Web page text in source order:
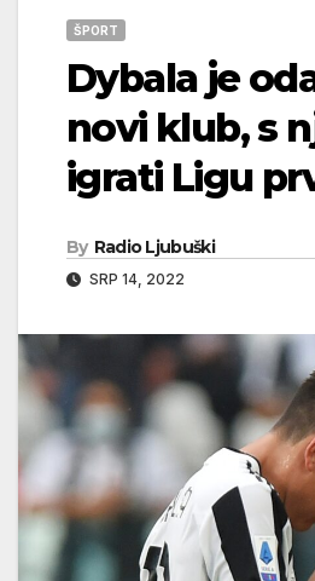
ŠPORT
Dybala je
novi klub, s
igrati Ligu
By Radio Ljubuški
SRP 14, 2022